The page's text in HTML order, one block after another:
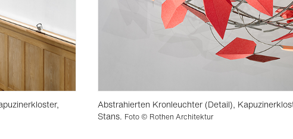
Abstrahierten Kronleuchter (Detail),
Stans. Foto © Rothen Architektur